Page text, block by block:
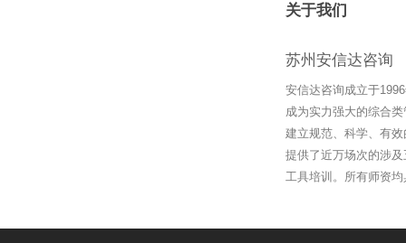
关于我们
苏州安信达咨询
安信达咨询成立于
成为实力强大的综合
建立规范、科学、有
提供了近万场次的涉
工具培训。所有师资